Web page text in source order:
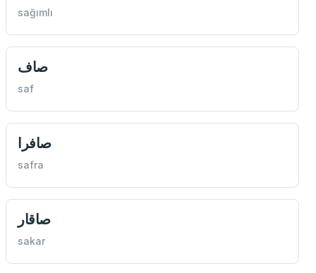
sağımlı
صاف
saf
صافرا
safra
صاقار
sakar